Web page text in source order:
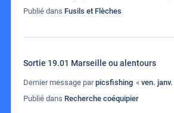
Publié dans Fusils et Flèches
Sortie 19.01 Marseille ou alentours
Dernier message parpicsfishing « ven.
Publié dans Recherche coéquipier